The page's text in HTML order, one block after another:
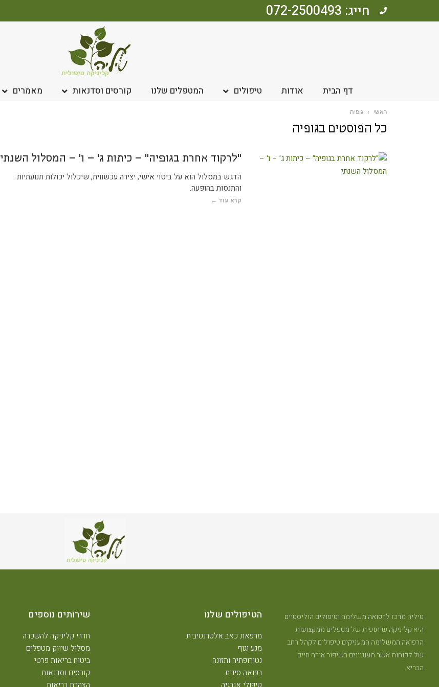
חייג: 072-2500493
דף הבית אודות טיפולים המטפלים שלנו קורסים וסדנאות מאמרים
ראשי › גופיה
כל הפוסטים בגופיה
"לרקוד אחרת בגופיה" – כיתות ג' – ו' – המסלול השנתי
הדגש במסלול הוא על ביטוי אישי, יצירה עכשווית, שיכלול יכולות תנועתיות
והתנסות בהופעה.
קרא עוד ←
טיליה מרכז לרפואה משלימה וטיפולים הוליסטיים
היא קליניקה שיתופית של מטפלים ממקצועות
הרפואה המשלימה המעניקים טיפולים לקהל רחב
של לקוחות אשר מעוניינים בשיפור אורח חיים
הבריא.
הטיפולים שלנו
מרפאת כאב אלטרנטיבית
מגע וגוף
נטורופתיה ותזונה
רפואה סינית
טיפולי אנרגיה
שירותים נוספים
חדרי קליניקה להשכרה
מסלול שיווק מטפלים
ביטוח בריאות פרטי
קורסים וסדנאות
הצהרת בריאות